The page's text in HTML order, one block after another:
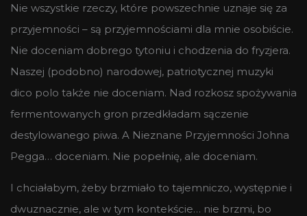
Nie wszystkie rzeczy, które powszechnie uznaje się za
przyjemności – są przyjemnościami dla mnie osobiście.
Nie doceniam dobrego tytoniu i chodzenia do fryzjera.
Naszej (podobno) narodowej, patriotycznej muzyki
dico polo także nie doceniam. Nad rozkosz spożywania
fermentowanych gron przedkładam sączenie
destylowanego piwa. A Nieznane Przyjemności Johna
Pegga… doceniam. Nie popełnię, ale doceniam.
I chciałabym, żeby brzmiało to tajemniczo, występnie i
dwuznacznie, ale w tym kontekście… nie brzmi, bo